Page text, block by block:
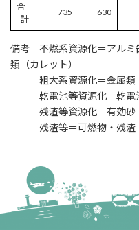
合
計
735 630
備考 不燃系資源化＝アルミ
類（カレット）
粗大系資源化＝金属類
乾電池等資源化＝乾電
残渣等資源化＝有効砂
残渣等＝可燃物・残渣（